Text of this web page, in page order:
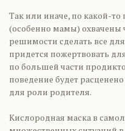
Так или иначе, по какой-
(особенно мамы) охвачены
решимости сделать все
придется пожертвовать
по большей части
поведение будет
для роли родителя.
Кислородная маска в